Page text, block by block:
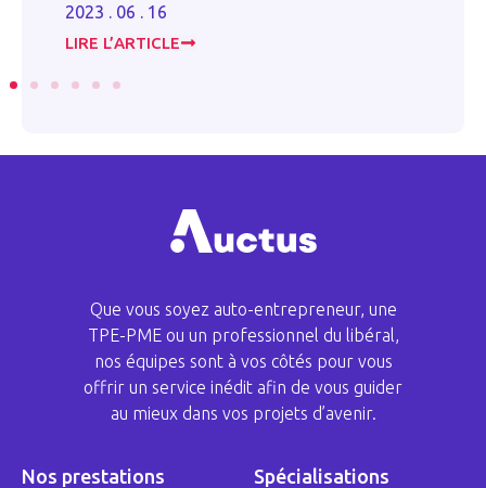
2024 . 10 . 30
LIRE L’ARTICLE
Que vous soyez auto-entrepreneur, une
TPE-PME ou un professionnel du libéral,
nos équipes sont à vos côtés pour vous
offrir un service inédit afin de vous guider
au mieux dans vos projets d’avenir.
Nos prestations Spécialisations